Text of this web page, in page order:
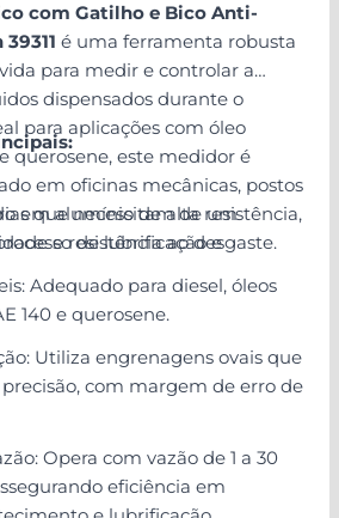
com Gatilho e Bico Anti-
é uma ferramenta robusta
para medir e controlar a
dispensados durante o
para aplicações com óleo
querosene, este medidor é
em oficinas mecânicas, postos
que necessitam de um
de lubrificação e
em alumínio de alta resistência,
e resistência ao desgaste.
Adequado para diesel, óleos
140 e querosene.
Utiliza engrenagens ovais que
com margem de erro de
Opera com vazão de 1 a 30
eficiência em